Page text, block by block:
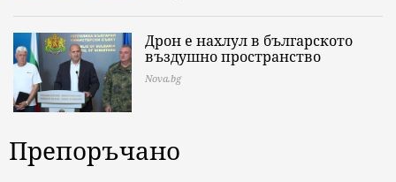
Дрон е нахлул в българското
въздушно пространство
Nova.bg
Препоръчано